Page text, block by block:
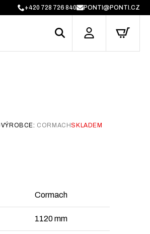
+420 728 726 840 PONTI@PONTI.CZ
VÝROBCE: CORMACHSKLADEM
Cormach
1120 mm